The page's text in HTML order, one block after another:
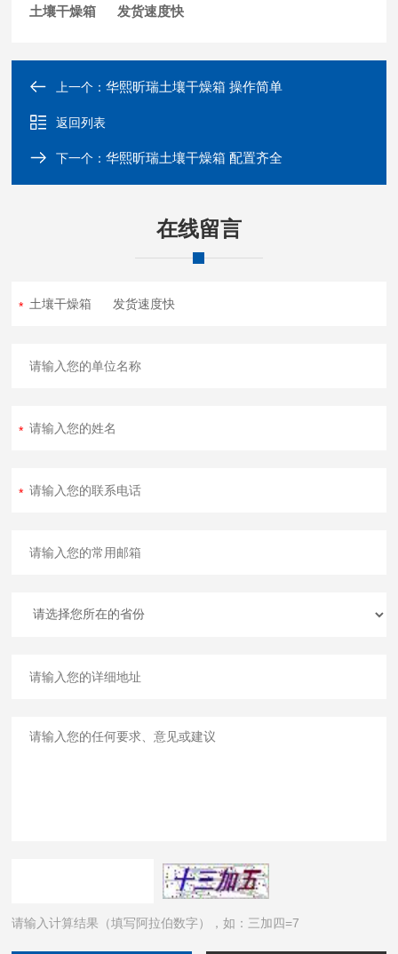
土壤干燥箱 发货速度快
上一个：华熙昕瑞土壤干燥箱 操作简单
返回列表
下一个：华熙昕瑞土壤干燥箱 配置齐全
在线留言
请输入计算结果（填写阿拉伯数字），如：三加四=7